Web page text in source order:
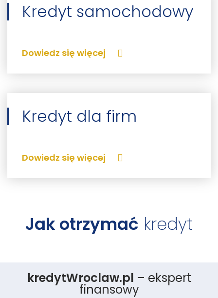
Kredyt samochodowy
Dowiedz się więcej
Kredyt dla firm
Dowiedz się więcej
Jak otrzymać kredyt
kredytWroclaw.pl – ekspert
finansowy